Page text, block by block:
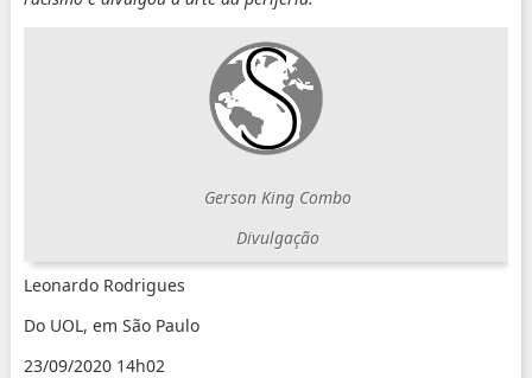
Gerson King Combo
Divulgação
Leonardo Rodrigues
Do UOL, em São Paulo
23/09/2020 14h02